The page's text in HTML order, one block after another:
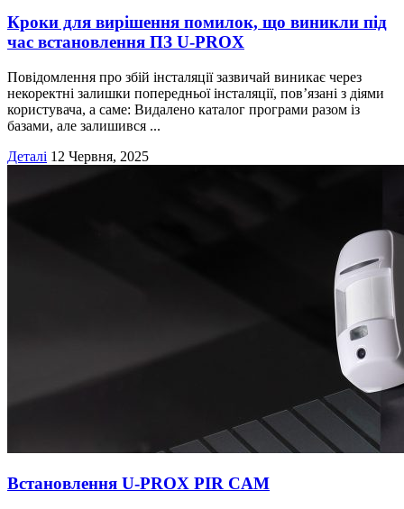
Кроки для вирішення помилок, що виникли під
час встановлення ПЗ U‑PROX
Повідомлення про збій інсталяції зазвичай виникає через
некоректні залишки попередньої інсталяції, пов’язані з діями
користувача, а саме: Видалено каталог програми разом із
базами, але залишився ...
Деталі 12 Червня, 2025
Встановлення U-PROX PIR CAM